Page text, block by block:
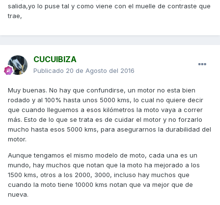
salida,yo lo puse tal y como viene con el muelle de contraste que
trae,
CUCUIBIZA
Publicado 20 de Agosto del 2016
Muy buenas. No hay que confundirse, un motor no esta bien
rodado y al 100% hasta unos 5000 kms, lo cual no quiere decir
que cuando lleguemos a esos kilómetros la moto vaya a correr
más. Esto de lo que se trata es de cuidar el motor y no forzarlo
mucho hasta esos 5000 kms, para asegurarnos la durabilidad del
motor.
Aunque tengamos el mismo modelo de moto, cada una es un
mundo, hay muchos que notan que la moto ha mejorado a los
1500 kms, otros a los 2000, 3000, incluso hay muchos que
cuando la moto tiene 10000 kms notan que va mejor que de
nueva.